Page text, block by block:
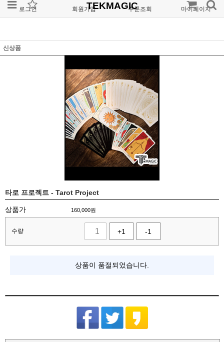
로그인 회원가입 주문조회 마이페이지
TEKMAGIC
신상품
타로 프로젝트 - Tarot Project
상품가 160,000원
수량 +1 -1
상품이 품절되었습니다.